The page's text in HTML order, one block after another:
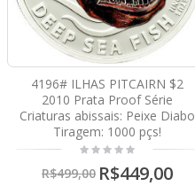
4196# ILHAS PITCAIRN $2
2010 Prata Proof Série
Criaturas abissais: Peixe Diabo
Tiragem: 1000 pçs!
R$499,00 R$449,00